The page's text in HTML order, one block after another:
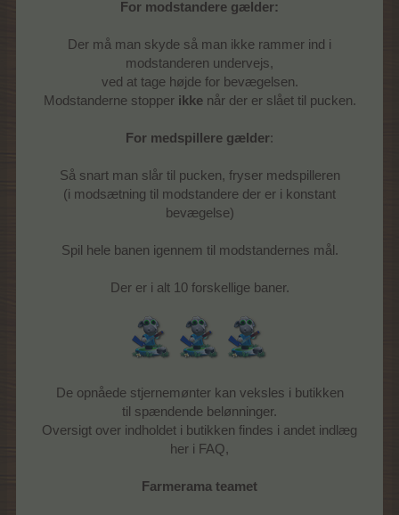
For modstandere gælder:
Der må man skyde så man ikke rammer ind i
modstanderen undervejs,
ved at tage højde for bevægelsen.
Modstanderne stopper ikke når der er slået til pucken.
For medspillere gælder:
Så snart man slår til pucken, fryser medspilleren
(i modsætning til modstandere der er i konstant
bevægelse)
Spil hele banen igennem til modstandernes mål.
Der er i alt 10 forskellige baner.
De opnåede stjernemønter kan veksles i butikken
til spændende belønninger.
Oversigt over indholdet i butikken findes i andet indlæg
her i FAQ,
Farmerama teamet